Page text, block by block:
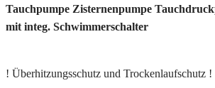
Tauchpumpe Zisternenpumpe
mit integ. Schwimmerschalter
! Überhitzungsschutz und Trockenlaufschutz !